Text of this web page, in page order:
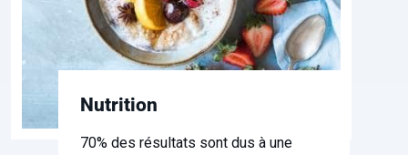
Nutrition
70% des résultats sont dus à une